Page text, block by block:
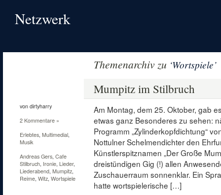
Netzwerk
Themenarchiv zu ‘Wortspiele’
von dirtyharry
2 Kommentare »
Erlebtes, Multimedial,
Musik
Andreas Gers, Cafe
Stilbruch, Ironie, Lieder,
Liederabend, Mumpitz,
Reime, Witz, Wortspiele
Mumpitz im Stilbruch
Am Montag, dem 25. Oktober, gab
etwas ganz Besonderes zu sehen:
Programm „Zylinderkopfdichtung“
Nottulner Schelmendichter den
Künstlerspitznamen „Der Große
dreistündigen Gig (!) allen
Zuschauerraum sonnenklar. Ein
hatte wortspielerische […]